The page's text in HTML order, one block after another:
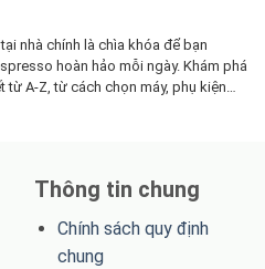
nhà chính là chìa khóa để bạn
hoàn hảo mỗi ngày. Khám phá
từ A-Z, từ cách chọn máy, phụ kiện
Thông tin chung
Chính sách quy định
chung